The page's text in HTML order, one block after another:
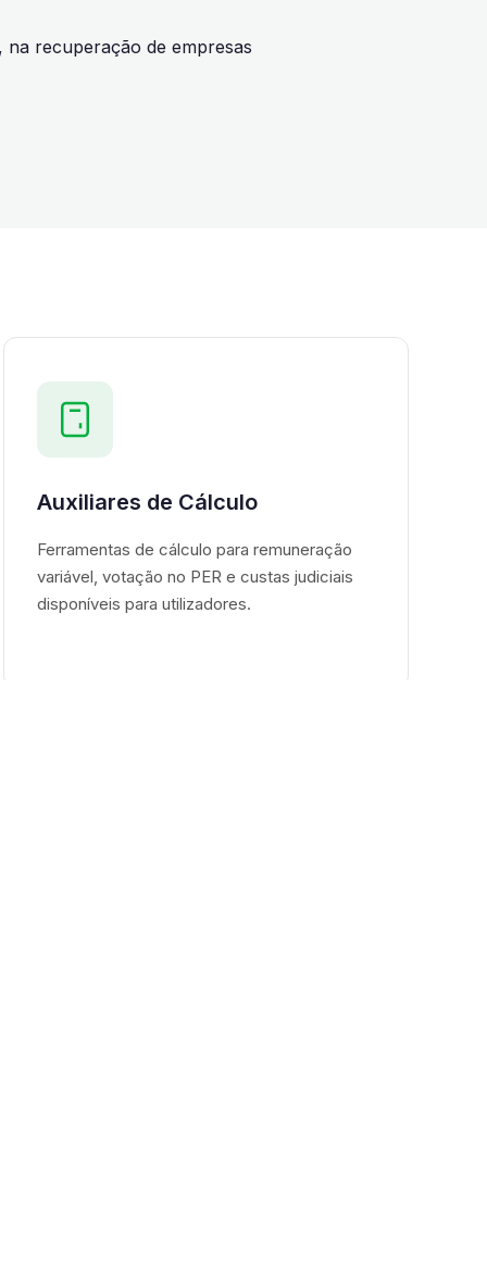
recuperação de empresas
Auxiliares de Cálculo
Ferramentas de cálculo para remuneração
variável, votação no PER e custas judiciais
disponíveis para utilizadores.